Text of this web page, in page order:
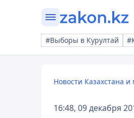
#Выборы в Курултай
Новости Казахстана
16:48, 09 декабря